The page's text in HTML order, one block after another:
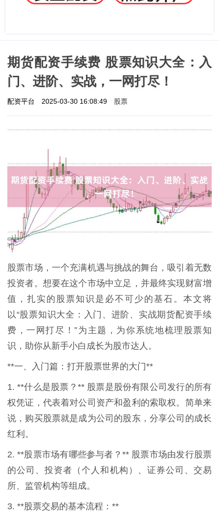
期货配资手续费 股票知识大全：入
门、进阶、实战，一网打尽！
配资平台 2025-03-30 16:08:49 股票
股票市场，一个充满机遇与挑战的舞台，吸引着无数
投资者。想要在这个市场中立足，并最终实现财富增
值，扎实的股票知识是必不可少的基石。本文将
以“股票知识大全：入门、进阶、实战期货配资手续
费，一网打尽！”为主题，为你系统地梳理股票知
识，助你从新手小白成长为股市达人。
**一、入门篇：打开股票世界的大门**
1. **什么是股票？** 股票是股份有限公司发行的所有
权凭证，代表着对公司资产和盈利的索取权。简单来
说，购买股票就是成为公司的股东，分享公司的成长
红利。
2. **股票市场有哪些参与者？** 股票市场由发行股票
的公司、投资者（个人和机构）、证券公司、交易
所、监管机构等组成。
3. **股票交易的基本流程：**